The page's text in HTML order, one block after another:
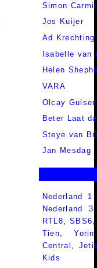
Simon
Jos Kuijer
Ad Krechting
Isabelle van
Helen
VARA
Olcay Gulsen
Beter Laat
Steye van
Jan Mesdag
Nederland
Nederland
RTL8,SBS6
Tien,Yorin
Central ,
Kids